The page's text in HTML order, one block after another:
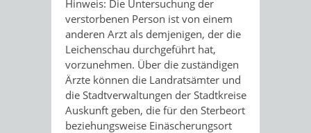
Hinweis: Die Untersuchung der
verstorbenen Person ist von einem
anderen Arzt als demjenigen, der die
Leichenschau durchgeführt hat,
vorzunehmen. Über die zuständigen
Ärzte können die Landratsämter und
die Stadtverwaltungen der Stadtkreise
Auskunft geben, die für den Sterbeort
beziehungsweise Einäscherungsort